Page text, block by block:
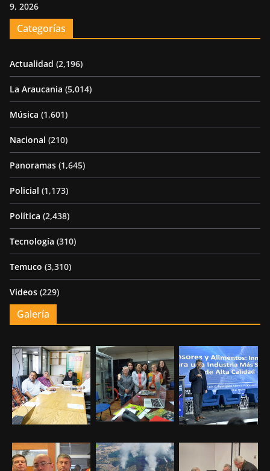
9, 2026
Categorías
Actualidad (2,196)
La Araucania (5,014)
Música (1,601)
Nacional (210)
Panoramas (1,645)
Policial (1,173)
Política (2,438)
Tecnología (310)
Temuco (3,310)
Videos (229)
Galería